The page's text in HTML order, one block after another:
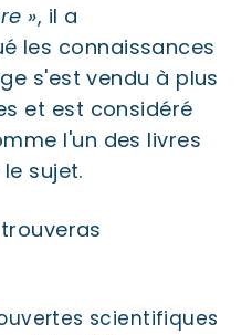
», il a
les connaissances
s'est vendu à plus
et est considéré
l'un des livres
sujet.
scientifiques